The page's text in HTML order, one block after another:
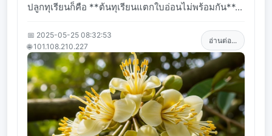
ปลูกทุเรียนก็คือ **ต้นทุเรียนแตกใบอ่อนไม่พร้อมกัน**...
📅 2025-05-25 08:32:53
🌐 101.108.210.227
อ่านต่อ...